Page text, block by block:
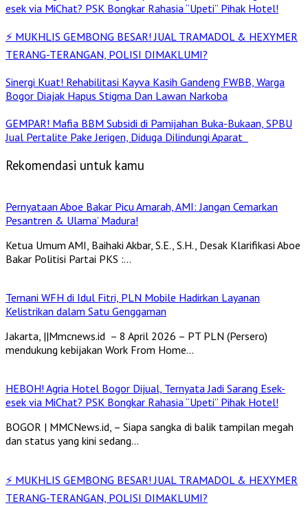
esek via MiChat? PSK Bongkar Rahasia “Upeti” Pihak Hotel!
⚡ MUKHLIS GEMBONG BESAR! JUAL TRAMADOL & HEXYMER
TERANG-TERANGAN, POLISI DIMAKLUMI?
Sinergi Kuat! Rehabilitasi Kayva Kasih Gandeng FWBB, Warga
Bogor Diajak Hapus Stigma Dan Lawan Narkoba
GEMPAR! Mafia BBM Subsidi di Pamijahan Buka-Bukaan, SPBU
Jual Pertalite Pake Jerigen, Diduga Dilindungi Aparat
Rekomendasi untuk kamu
Pernyataan Aboe Bakar Picu Amarah, AMI: Jangan Cemarkan
Pesantren & Ulama’ Madura!
Ketua Umum AMI, Baihaki Akbar, S.E., S.H., Desak Klarifikasi Aboe
Bakar Politisi Partai PKS :…
Temani WFH di Idul Fitri, PLN Mobile Hadirkan Layanan
Kelistrikan dalam Satu Genggaman
Jakarta, ||Mmcnews.id – 8 April 2026 – PT PLN (Persero)
mendukung kebijakan Work From Home…
HEBOH! Agria Hotel Bogor Dijual, Ternyata Jadi Sarang Esek-
esek via MiChat? PSK Bongkar Rahasia “Upeti” Pihak Hotel!
BOGOR | MMCNews.id, – Siapa sangka di balik tampilan megah
dan status yang kini sedang…
⚡ MUKHLIS GEMBONG BESAR! JUAL TRAMADOL & HEXYMER
TERANG-TERANGAN, POLISI DIMAKLUMI?